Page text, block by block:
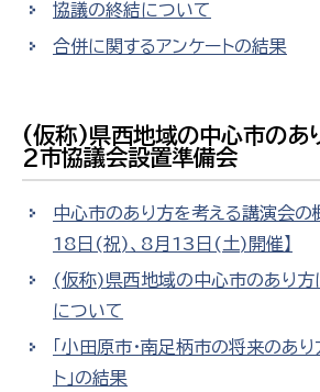
協議の終結について
合併に関するアンケートの結果
(仮称)県西地域の中心市のあ
2市協議会設置準備会
中心市のあり方を考える講演会
18日(祝)、8月13日(土)開催】
(仮称)県西地域の中心市のあり
について
「小田原市・南足柄市の将来のあ
ト」の結果